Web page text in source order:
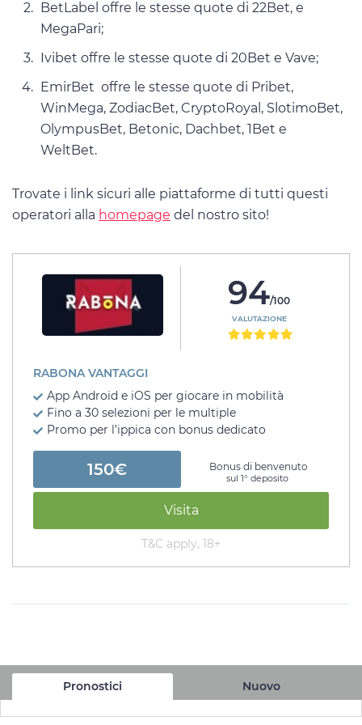
BetLabel offre le stesse quote di 22Bet, e
MegaPari;
Ivibet offre le stesse quote di 20Bet e Vave;
EmirBet offre le stesse quote di Pribet,
WinMega, ZodiacBet, CryptoRoyal, SlotimoBet,
OlympusBet, Betonic, Dachbet, 1Bet e
WeltBet.
Trovate i link sicuri alle piattaforme di tutti questi
operatori alla homepage del nostro sito!
94/100
VALUTAZIONE
RABONA VANTAGGI
App Android e iOS per giocare in mobilità
Fino a 30 selezioni per le multiple
Promo per l’ippica con bonus dedicato
150€ Bonus di benvenuto
sul 1° deposito
Visita
T&C apply, 18+
Pronostici Nuovo